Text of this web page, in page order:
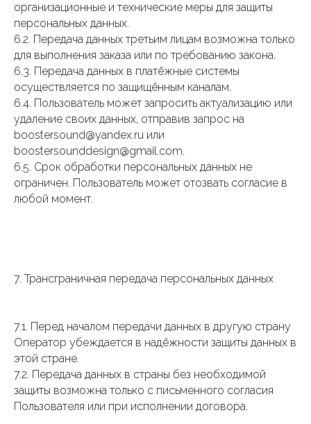
организационные и технические меры для защиты
персональных данных.
6.2. Передача данных третьим лицам возможна только
для выполнения заказа или по требованию закона.
6.3. Передача данных в платёжные системы
осуществляется по защищённым каналам.
6.4. Пользователь может запросить актуализацию или
удаление своих данных, отправив запрос на
boostersound@yandex.ru или
boostersounddesign@gmail.com.
6.5. Срок обработки персональных данных не
ограничен. Пользователь может отозвать согласие в
любой момент.
7. Трансграничная передача персональных данных
7.1. Перед началом передачи данных в другую страну
Оператор убеждается в надёжности защиты данных в
этой стране.
7.2. Передача данных в страны без необходимой
защиты возможна только с письменного согласия
Пользователя или при исполнении договора.